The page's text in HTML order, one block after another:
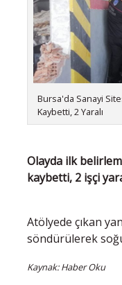
Bursa'da Sanayi
Kaybetti, 2 Yaralı
Olayda ilk
kaybetti, 2 işçi
Atölyede çıkan
söndürülerek
Kaynak: Haber Oku